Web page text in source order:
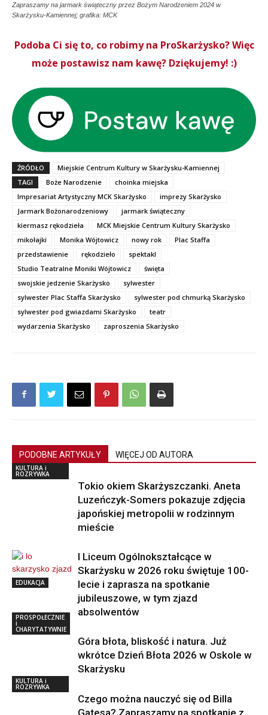
Zapraszamy na jarmark świąteczny przez Bożym Narodzeniem 2024 w
Skarżysku-Kamiennej; grafika: MCK
Podoba Ci się to, co robimy na ProSkarżysko? Więc
może postawisz nam kawę? Dziękujemy! :)
ŹRÓDŁO
Miejskie Centrum Kultury w Skarżysku-Kamiennej
TAGI
Boże Narodzenie
choinka miejska
Impresariat Artystyczny MCK Skarżysko
imprezy Skarżysko
Jarmark Bożonarodzeniowy
jarmark świąteczny
kiermasz rękodzieła
MCK Miejskie Centrum Kultury Skarżysko
mikołajki
Monika Wójtowicz nowy rok
Plac Staffa
przedstawienie
rękodzieło
spektakl
Studio Teatralne Moniki Wójtowicz
święta
swojskie jedzenie Skarżysko
sylwester
sylwester Plac Staffa Skarżysko
sylwester pod chmurką Skarżysko
sylwester pod gwiazdami Skarżysko
teatr
wydarzenia Skarżysko
zaproszenia Skarżysko
PODOBNE ARTYKUŁY WIĘCEJ OD AUTORA
KULTURA i
ROZRYWKA
Tokio okiem Skarżyszczanki. Aneta
Luzeńczyk-Somers pokazuje zdjęcia
japońskiej metropolii w rodzinnym
mieście
EDUKACJA
I Liceum Ogólnokształcące w
Skarżysku w 2026 roku świętuje 100-
lecie i zaprasza na spotkanie
jubileuszowe, w tym zjazd
absolwentów
PROSPOŁECZNIE
i
CHARYTATYWNIE
Góra błota, bliskość i natura. Już
wkrótce Dzień Błota 2026 w Oskole w
Skarżysku
KULTURA i
ROZRYWKA
Czego można nauczyć się od Billa
Gatesa? Zapraszamy na spotkanie z